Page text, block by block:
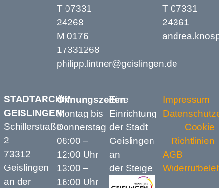
T 07331
24268
M 0176
17331268
philipp.lintner@geislingen.de
T 07331
24361
STADTARCHIV
GEISLINGEN
Schillerstraße
2
73312
Geislingen
an der
Öffnungszeiten
Montag bis
Donnerstag
08:00 –
12:00 Uhr
13:00 –
16:00 Uhr
Eine
Einrichtung
der Stadt
Geislingen
an
der Steige
Impressum
Cookie
Richtlinien
AGB